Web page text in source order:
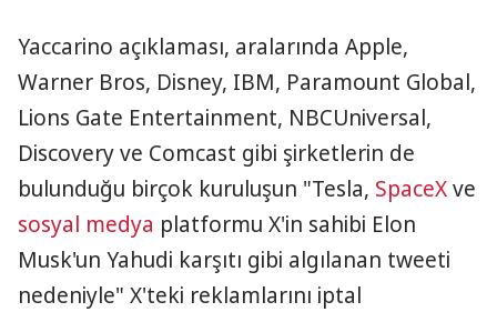
Yaccarino açıklaması, aralarında Apple,
Warner Bros, Disney, IBM, Paramount Global,
Lions Gate Entertainment, NBCUniversal,
Discovery ve Comcast gibi şirketlerin de
bulunduğu birçok kuruluşun "Tesla, SpaceXve
sosyal medya platformu X'in sahibi Elon
Musk'un Yahudi karşıtı gibi algılanan tweeti
nedeniyle" X'teki reklamlarını iptal